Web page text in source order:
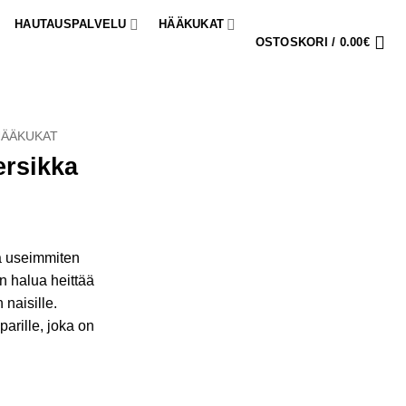
HAUTAUSPALVELU HÄÄKUKAT
OSTOSKORI / 0.00€
useimmiten
halua heittää
naisille.
joka on